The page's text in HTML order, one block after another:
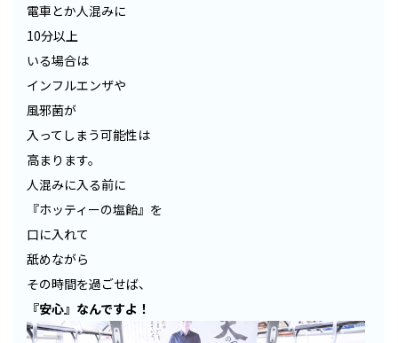
電車とか人混みに
10分以上
いる場合は
インフルエンザや
風邪菌が
入ってしまう可能性は
高まります。
人混みに入る前に
『ホッティーの塩飴』を
口に入れて
舐めながら
その時間を過ごせば、
『安心』なんですよ！